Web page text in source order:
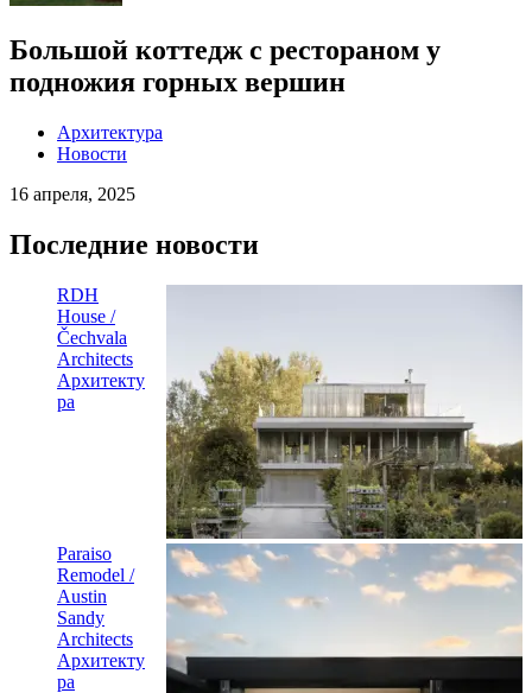
Большой коттедж c рестораном у
подножия горных вершин
Архитектура
Новости
16 апреля, 2025
Последние новости
RDH
House /
Čechvala
Architects
Архитекту
ра
Paraiso
Remodel /
Austin
Sandy
Architects
Архитекту
ра